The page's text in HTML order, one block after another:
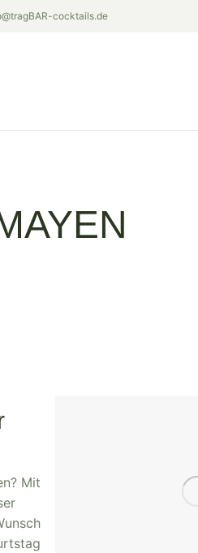
cocktails.de
Mit